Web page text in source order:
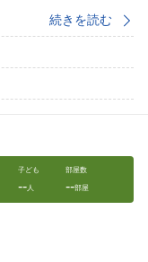
がついたお得なプラン
る100gパック
：30〜9:00）数、ド
アイスティー・ウー
い致します。
ル・フェイスタオ
続きを読む
子ども
--人
部屋数
--部屋